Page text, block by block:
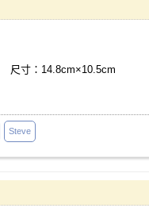
尺寸：14.8cm×10.5cm
Steve